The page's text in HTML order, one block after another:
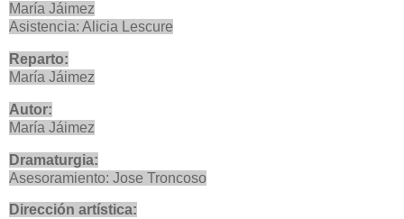
María Jáimez
Asistencia: Alicia Lescure
Reparto:
María Jáimez
Autor:
María Jáimez
Dramaturgia:
Asesoramiento: Jose Troncoso
Dirección artística: